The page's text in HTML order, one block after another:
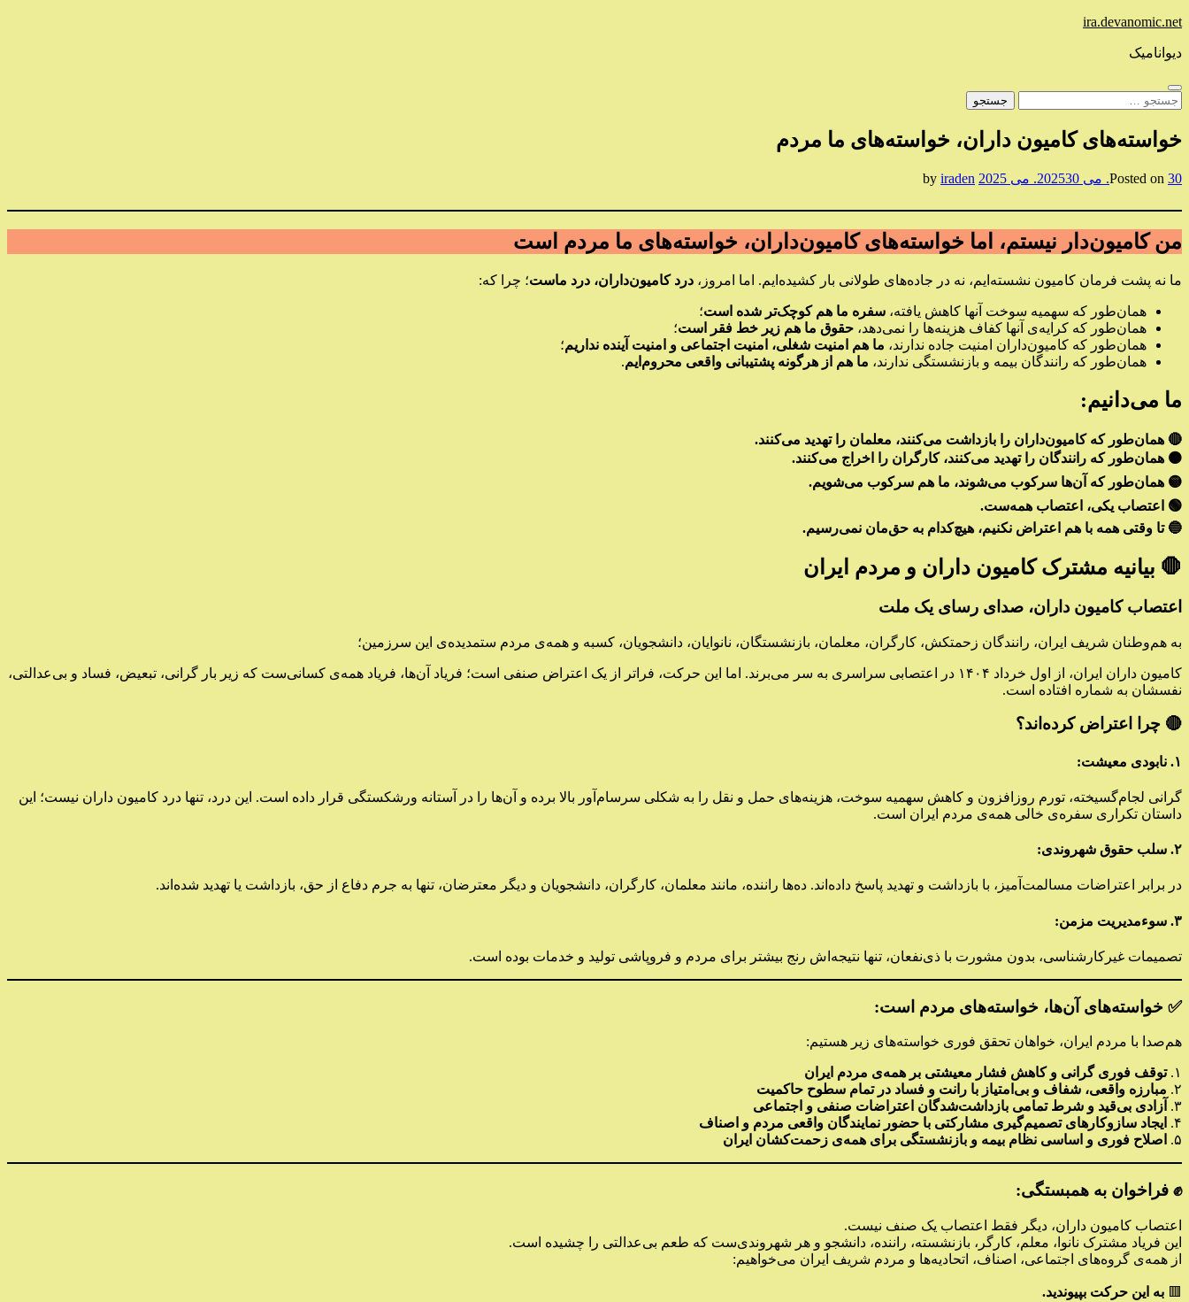
Skip
content
ira.devanomic.net
دیوانامیک
جستجو
خواسته‌های کامیون داران، خواسته‌های ما مردم
Posted on 30. می 2025 30. می 2025 iraden
من کامیون‌دار نیستم، اما خواسته‌های کامیون‌داران، خواسته‌های ما مردم است
ما نه پشت فرمان کامیون نشسته‌ایم، نه در جاده‌های طولانی بار کشیده‌ایم. اما امروز، درد کامیون‌داران، درد ماست؛ چرا که:
همان‌طور که سهمیه سوخت آنها کاهش یافته، سفره ما هم کوچک‌تر شده است؛
همان‌طور که کرایه‌ی آنها کفاف هزینه‌ها را نمی‌دهد، حقوق ما هم زیر خط فقر است؛
همان‌طور که کامیون‌داران امنیت جاده ندارند، ما هم امنیت شغلی، امنیت اجتماعی و امنیت آینده نداریم؛
همان‌طور که رانندگان بیمه و بازنشستگی ندارند، ما هم از هرگونه پشتیبانی واقعی محروم‌ایم.
ما می‌دانیم:
🔴 همان‌طور که کامیون‌داران را بازداشت می‌کنند، معلمان را تهدید می‌کنند.
🟠 همان‌طور که رانندگان را تهدید می‌کنند، کارگران را اخراج می‌کنند.
🟡 همان‌طور که آن‌ها سرکوب می‌شوند، ما هم سرکوب می‌شویم.
🟢 اعتصاب یکی، اعتصاب همه‌ست.
🔵 تا وقتی همه با هم اعتراض نکنیم، هیچ‌کدام به حق‌مان نمی‌رسیم.
🛑 بیانیه‌ مشترک کامیون داران و مردم ایران
اعتصاب کامیون داران، صدای رسای یک ملت
به هم‌وطنان شریف ایران، رانندگان زحمتکش، کارگران، معلمان، بازنشستگان، نانوایان، دانشجویان، کسبه و همه‌ی مردم ستمدیده‌ی این سرزمین؛
کامیون داران ایران، از اول خرداد ۱۴۰۴ در اعتصابی سراسری به سر می‌برند. اما این حرکت، فراتر از یک اعتراض صنفی است؛ فریاد آن‌ها، فریاد همه‌ی کسانی‌ست که زیر بار گرانی، تبعیض، فساد و بی‌عدالتی،
نفسشان به شماره افتاده است.
🔴 چرا اعتراض کرده‌اند؟
۱. نابودی معیشت:
گرانی لجام‌گسیخته، تورم روزافزون و کاهش سهمیه سوخت، هزینه‌های حمل و نقل را به شکلی سرسام‌آور بالا برده و آن‌ها را در آستانه ورشکستگی قرار داده است. این درد، تنها درد کامیون داران نیست؛ این
داستان تکراری سفره‌ی خالی همه‌ی مردم ایران است.
۲. سلب حقوق شهروندی:
در برابر اعتراضات مسالمت‌آمیز، با بازداشت و تهدید پاسخ داده‌اند. ده‌ها راننده، مانند معلمان، کارگران، دانشجویان و دیگر معترضان، تنها به جرم دفاع از حق، بازداشت یا تهدید شده‌اند.
۳. سوءمدیریت مزمن:
تصمیمات غیرکارشناسی، بدون مشورت با ذی‌نفعان، تنها نتیجه‌اش رنج بیشتر برای مردم و فروپاشی تولید و خدمات بوده است.
✅ خواسته‌های آن‌ها، خواسته‌های مردم است:
هم‌صدا با مردم ایران، خواهان تحقق فوری خواسته‌های زیر هستیم:
۱. توقف فوری گرانی و کاهش فشار معیشتی بر همه‌ی مردم ایران
۲. مبارزه واقعی، شفاف و بی‌امتیاز با رانت و فساد در تمام سطوح حاکمیت
۳.
آزادی بی‌قید و شرط تمامی بازداشت‌شدگان اعتراضات صنفی و اجتماعی
۴.
ایجاد سازوکارهای تصمیم‌گیری مشارکتی با حضور نمایندگان واقعی مردم و اصناف
۵.
اصلاح فوری و اساسی نظام بیمه و بازنشستگی برای همه‌ی زحمت‌کشان ایران
✊ فراخوان به همبستگی:
اعتصاب کامیون داران، دیگر فقط اعتصاب یک صنف نیست.
این فریاد مشترک نانوا، معلم، کارگر، بازنشسته، راننده، دانشجو و هر شهروندی‌ست که طعم بی‌عدالتی را چشیده است.
از همه‌ی گروه‌های اجتماعی، اصناف، اتحادیه‌ها و مردم شریف ایران می‌خواهیم:
🟥 به این حرکت بپیوندید.